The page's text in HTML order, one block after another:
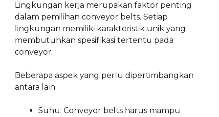
Lingkungan kerja merupakan faktor penting
dalam pemilihan conveyor belts. Setiap
lingkungan memiliki karakteristik unik yang
membutuhkan spesifikasi tertentu pada
conveyor.
Beberapa aspek yang perlu dipertimbangkan
antara lain:
Suhu: Conveyor belts harus mampu